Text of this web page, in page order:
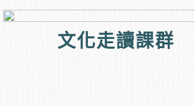
文化走讀課群